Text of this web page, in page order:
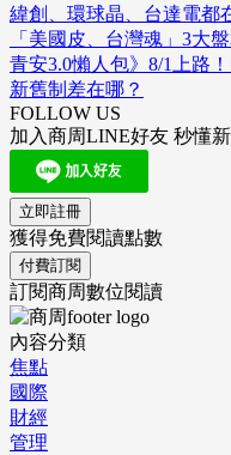
緯創、環球晶、台達電都
「美國皮、台灣魂」3大
青安3.0懶人包》8/1上路
新舊制差在哪？
FOLLOW US
加入商周LINE好友 秒懂
立即註冊
獲得免費閱讀點數
付費訂閱
訂閱商周數位閱讀
內容分類
焦點
國際
財經
管理